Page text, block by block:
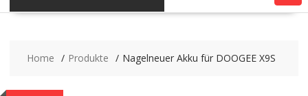
Home Produkte Nagelneuer Akku für DOOGEE X9S